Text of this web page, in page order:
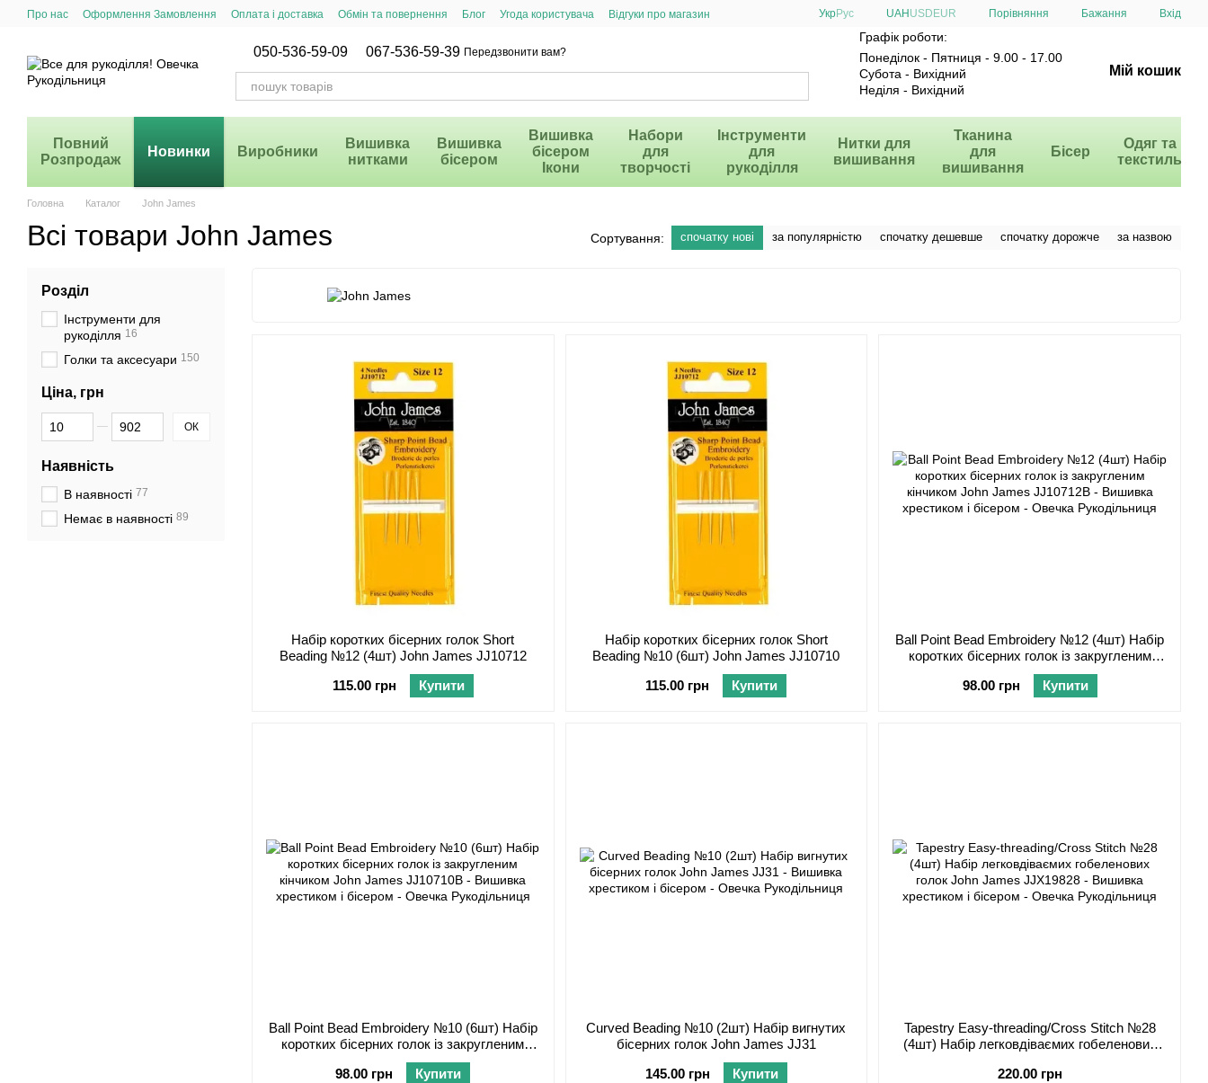
Перейти до основного контенту
Про нас Оформлення Замовлення Оплата і доставка Обмін та повернення Блог Угода користувача
Відгуки про магазин
УкрРус UAH USD EUR Порівняння Бажання Вхід
050-536-59-09 067-536-59-39 Передзвонити вам?
Графік роботи:
Понеділок - Пятниця - 9.00 - 17.00
Субота - Вихідний
Неділя - Вихідний
Мій кошик
Повний
Розпродаж
Новинки Виробники
Вишивка
нитками
Вишивка
бісером
Вишивка
бісером
Ікони
Набори
для
творчості
Інструменти
для
рукоділля
Нитки для
вишивання
Тканина
для
вишивання
Бісер
Одяг та
текстиль
Головна Каталог John James
Всі товари John James Сортування: спочатку нові за популярністю спочатку дешевше спочатку дорожче за назвою
Набір коротких бісерних голок Short
Beading №12 (4шт) John James JJ10712
115.00 грн
Купити
Набір коротких бісерних голок Short
Beading №10 (6шт) John James JJ10710
115.00 грн
Купити
Ball Point Bead Embroidery №12 (4шт) Набір
коротких бісерних голок із закругленим
кінчиком John James JJ10712B
98.00 грн
Купити
Ball Point Bead Embroidery №10 (6шт) Набір
коротких бісерних голок із закругленим
кінчиком John James JJ10710B
98.00 грн
Купити
Curved Beading №10 (2шт) Набір вигнутих
бісерних голок John James JJ31
145.00 грн
Купити
Tapestry Easy-threading/Cross Stitch №28
(4шт) Набір легковдіваємих гобеленових
220.00 грн
Розділ
Інструменти для
рукоділля 16
Голки та аксесуари 150
Ціна, грн
Від Ціна, грн
До Ціна, грн ОК
Наявність
В наявності 77
Немає в наявності 89